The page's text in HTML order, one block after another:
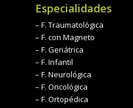
Especialidades
– F. Traumatológica
– F. con Magneto
– F. Geriátrica
– F. Infantil
– F. Neurológica
– F. Oncológica
– F. Ortopédica